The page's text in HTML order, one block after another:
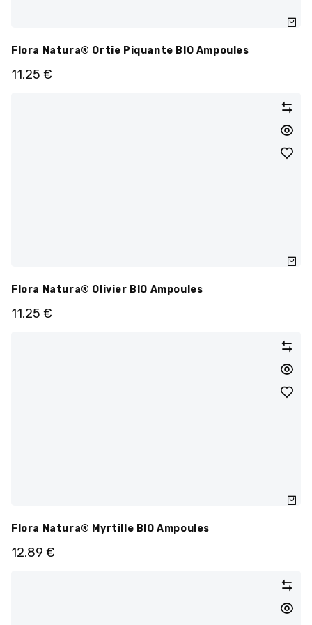
Flora Natura® Ortie Piquante BIO Ampoules
11,25 €
Flora Natura® Olivier BIO Ampoules
11,25 €
Flora Natura® Myrtille BIO Ampoules
12,89 €